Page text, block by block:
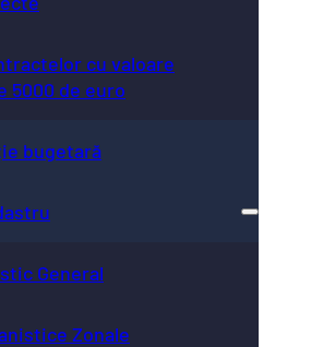
cu valoare
5000 de euro
bugetară
General
Zonale